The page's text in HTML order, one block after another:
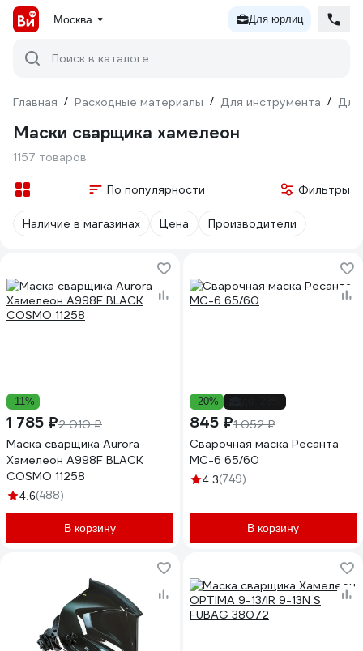
Москва Для юрлиц
Поиск в каталоге
Главная / Расходные материалы / Для инструмента / Для
Маски сварщика хамелеон
1157 товаров
По популярности Фильтры
Наличие в магазинах Цена Производители
-11%
1 785 ₽2 010 ₽
Маска сварщика Aurora
Хамелеон A998F BLACK
COSMO 11258
4.6(488)
В корзину
-20%
845 ₽1 052 ₽
Сварочная маска Ресанта
МС-6 65/60
4.3(749)
В корзину